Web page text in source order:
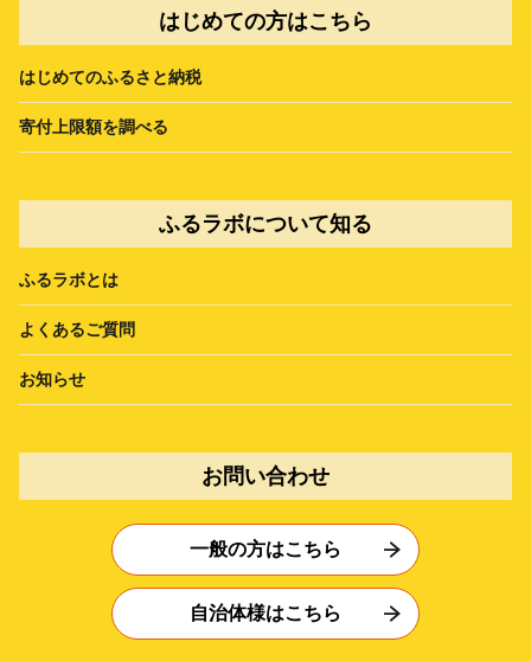
はじめての方はこちら
はじめてのふるさと納税
寄付上限額を調べる
ふるラボについて知る
ふるラボとは
よくあるご質問
お知らせ
お問い合わせ
一般の方はこちら
自治体様はこちら